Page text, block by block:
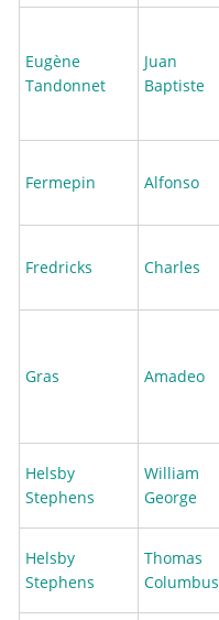
Eugène
Tandonnet
Juan
Baptiste
Fermepin Alfonso
Fredricks Charles
Gras Amadeo
Helsby
Stephens
William
George
Helsby
Stephens
Thomas
Columbus